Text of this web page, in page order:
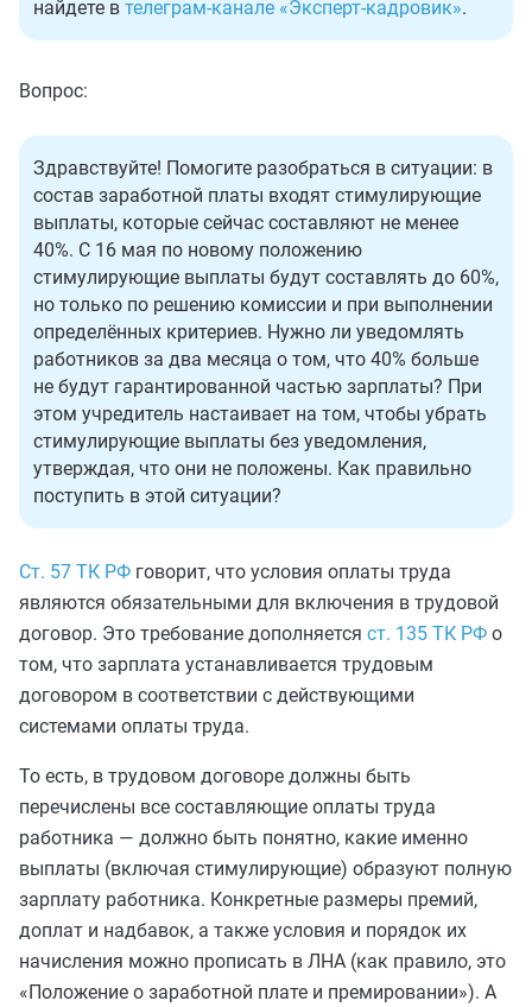
найдете в телеграм-канале «Эксперт-кадровик».
Вопрос:
Здравствуйте! Помогите разобраться в ситуации: в
состав заработной платы входят стимулирующие
выплаты, которые сейчас составляют не менее
40%. С 16 мая по новому положению
стимулирующие выплаты будут составлять до 60%,
но только по решению комиссии и при выполнении
определённых критериев. Нужно ли уведомлять
работников за два месяца о том, что 40% больше
не будут гарантированной частью зарплаты? При
этом учредитель настаивает на том, чтобы убрать
стимулирующие выплаты без уведомления,
утверждая, что они не положены. Как правильно
поступить в этой ситуации?
Ст. 57 ТК РФ говорит, что условия оплаты труда
являются обязательными для включения в трудовой
договор. Это требование дополняется ст. 135 ТК РФ о
том, что зарплата устанавливается трудовым
договором в соответствии с действующими
системами оплаты труда.
То есть, в трудовом договоре должны быть
перечислены все составляющие оплаты труда
работника — должно быть понятно, какие именно
выплаты (включая стимулирующие) образуют полную
зарплату работника. Конкретные размеры премий,
доплат и надбавок, а также условия и порядок их
начисления можно прописать в ЛНА (как правило, это
«Положение о заработной плате и премировании»). А